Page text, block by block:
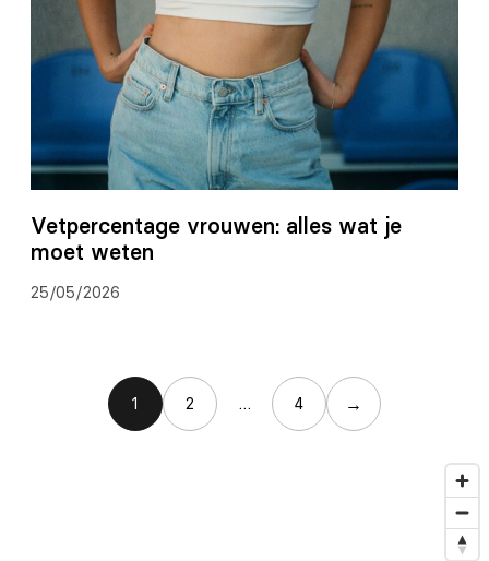
Vetpercentage vrouwen: alles wat je
moet weten
25/05/2026
1 2 … 4 →